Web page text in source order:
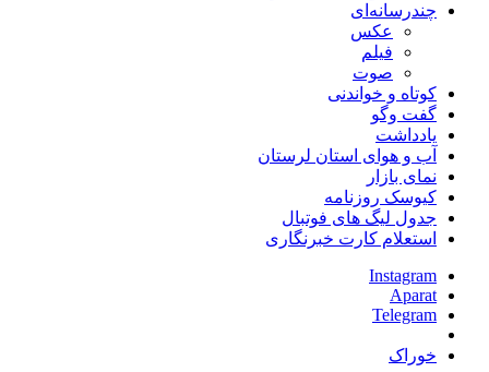
چندرسانه‌ای
عكس
فیلم
صوت
کوتاه و خواندنی
گفت وگو
یادداشت
آب و هوای استان لرستان
نمای بازار
کیوسک روزنامه
جدول لیگ های فوتبال
استعلام کارت خبرنگاری
Instagram
Aparat
Telegram
خوراک